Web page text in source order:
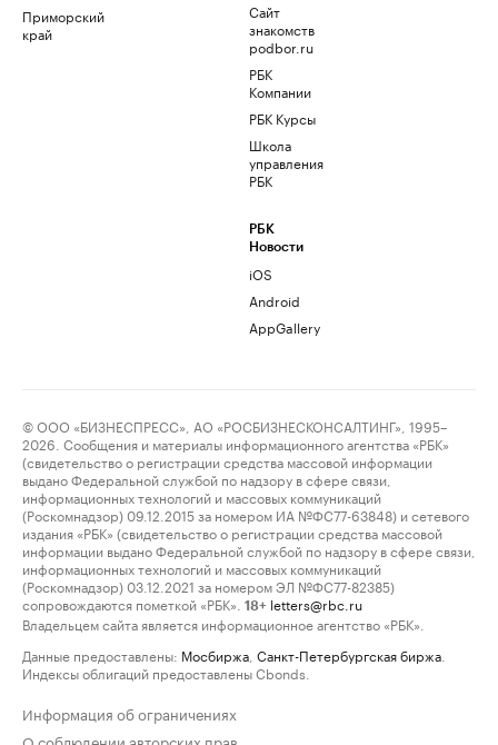
Приморский
край
Сайт
знакомств
podbor.ru
РБК
Компании
РБК Курсы
Школа
управления
РБК
РБК
Новости
iOS
Android
AppGallery
© ООО «БИЗНЕСПРЕСС», АО «РОСБИЗНЕСКОНСАЛТИНГ», 1995–
2026. Сообщения и материалы информационного агентства «РБК»
(свидетельство о регистрации средства массовой информации
выдано Федеральной службой по надзору в сфере связи,
информационных технологий и массовых коммуникаций
(Роскомнадзор) 09.12.2015 за номером ИА №ФС77-63848) и сетевого
издания «РБК» (свидетельство о регистрации средства массовой
информации выдано Федеральной службой по надзору в сфере связи,
информационных технологий и массовых коммуникаций
(Роскомнадзор) 03.12.2021 за номером ЭЛ №ФС77-82385)
сопровождаются пометкой «РБК».
18+ letters@rbc.ru
Владельцем сайта является информационное агентство «РБК».
Данные предоставлены: Мосбиржа Санкт-Петербургская биржа
Индексы облигаций предоставлены Cbonds.
Информация об ограничениях
О соблюдении авторских прав